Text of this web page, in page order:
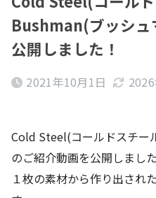
Bushman(ブッシュ
公開しました！
2021年10月1日
Cold Steel(コールドスチー
のご紹介動画を公開しました
１枚の素材から作り出され